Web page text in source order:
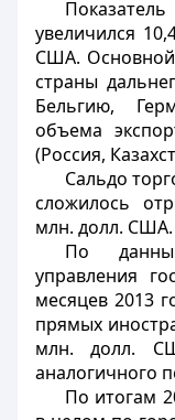
увеличился
США. Основной
страны
Бельгию,
объема
(Россия,
Сальдо
сложилось
млн. долл. США.
По
управления
месяцев 2013
прямых
млн. долл.
аналогичного
По итогам